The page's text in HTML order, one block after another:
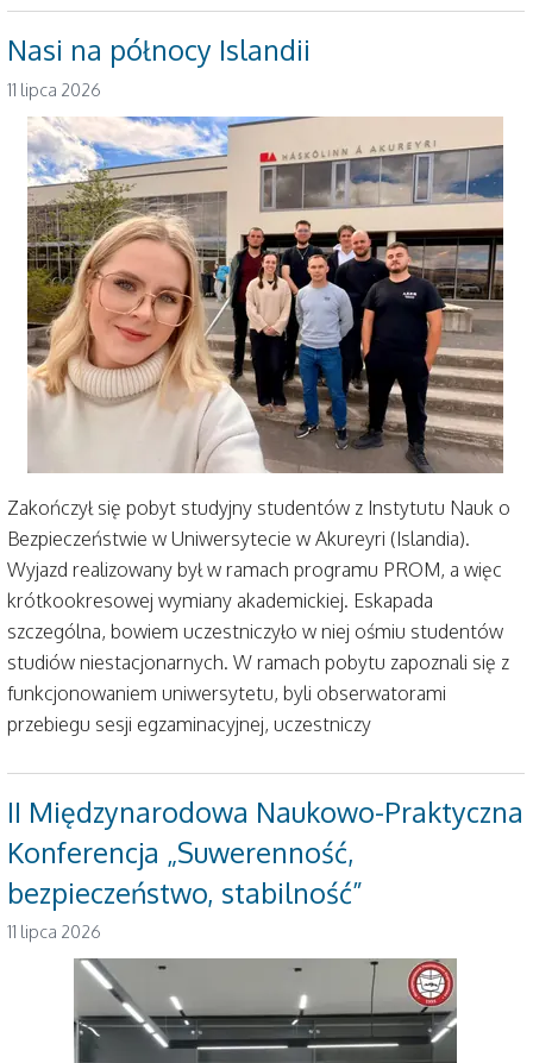
Nasi na północy Islandii
11 lipca 2026
Zakończył się pobyt studyjny studentów z Instytutu Nauk o
Bezpieczeństwie w Uniwersytecie w Akureyri (Islandia).
Wyjazd realizowany był w ramach programu PROM, a więc
krótkookresowej wymiany akademickiej. Eskapada
szczególna, bowiem uczestniczyło w niej ośmiu studentów
studiów niestacjonarnych. W ramach pobytu zapoznali się z
funkcjonowaniem uniwersytetu, byli obserwatorami
przebiegu sesji egzaminacyjnej, uczestniczy
II Międzynarodowa Naukowo-Praktyczna
Konferencja „Suwerenność,
bezpieczeństwo, stabilność”
11 lipca 2026